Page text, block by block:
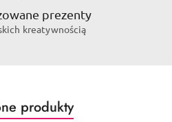
prezenty
kreatywnością
produkty